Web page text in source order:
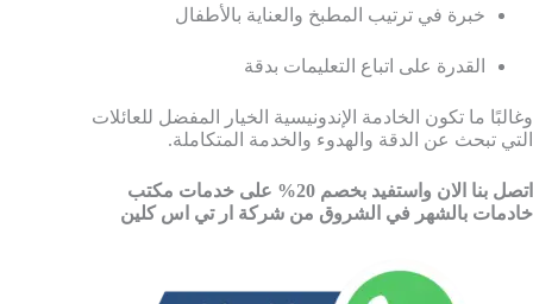
خبرة في ترتيب المطبخ والعناية بالأطفال
القدرة على اتباع التعليمات بدقة
وغالبًا ما تكون الخادمة الإندونيسية الخيار المفضل للعائلات
التي تبحث عن الدقة والهدوء والخدمة المتكاملة.
اتصل بنا الان واستفيد بخصم 20% على خدمات مكتب
خادمات بالشهر في الشروق من شركة ار تي اس كلين